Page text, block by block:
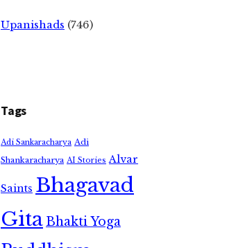
Upanishads (746)
Tags
Adi Sankaracharya Adi
Shankaracharya AI Stories Alvar
Saints Bhagavad
GitaBhakti Yoga